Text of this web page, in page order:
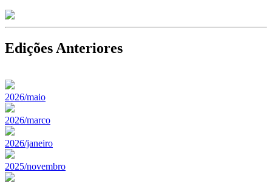
Edições Anteriores
2026/maio
2026/marco
2026/janeiro
2025/novembro